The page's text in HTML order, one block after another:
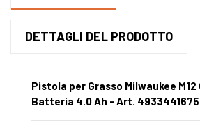
DETTAGLI DEL PRODOTTO
Pistola per Grasso Milwaukee M12
Batteria 4.0 Ah - Art. 4933441675